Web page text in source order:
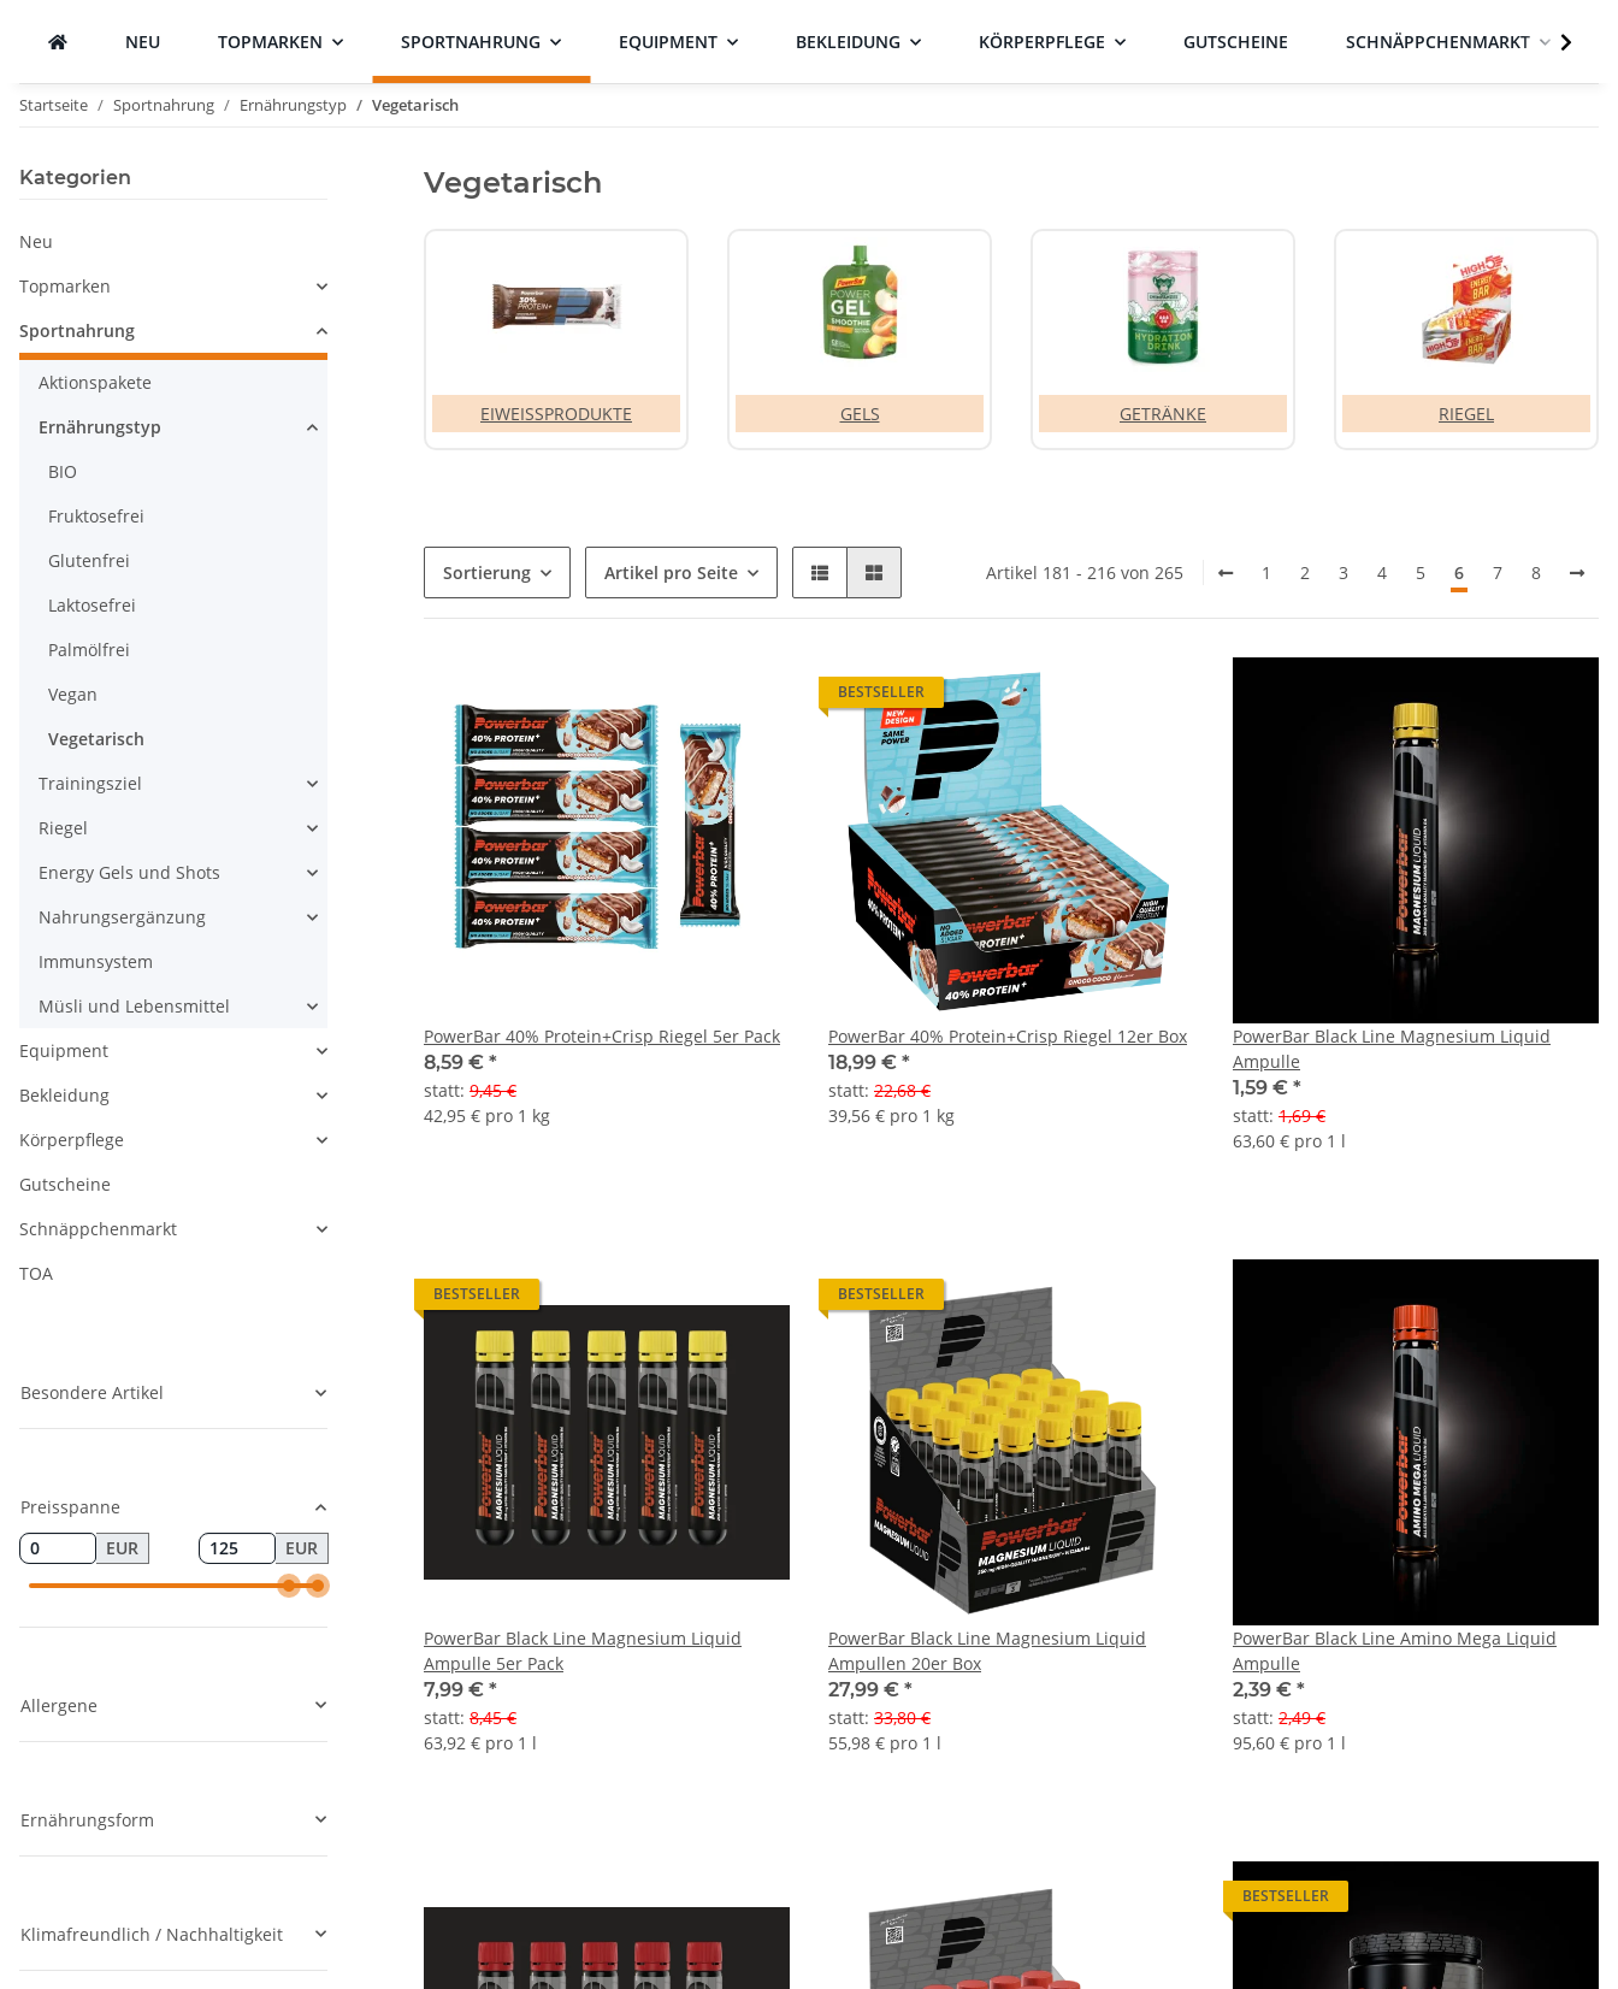
NEU TOPMARKEN SPORTNAHRUNG EQUIPMENT BEKLEIDUNG KÖRPERPFLEGE GUTSCHEINE SCHNÄPPCHENMARKT
Startseite Sportnahrung Ernährungstyp Vegetarisch
Vegetarisch
EIWEISSPRODUKTE GELS GETRÄNKE RIEGEL
Sortierung Artikel pro Seite Artikel 181 - 216 von 265 1 2 3 4 5 6 7 8
PowerBar 40% Protein+Crisp Riegel 5er Pack
8,59 € *
statt: 9,45 €
42,95 € pro 1 kg
BESTSELLER
PowerBar 40% Protein+Crisp Riegel 12er Box
18,99 € *
statt: 22,68 €
39,56 € pro 1 kg
PowerBar Black Line Magnesium Liquid
Ampulle
1,59 € *
statt: 1,69 €
63,60 € pro 1 l
BESTSELLER
PowerBar Black Line Magnesium Liquid
Ampulle 5er Pack
7,99 € *
statt: 8,45 €
63,92 € pro 1 l
BESTSELLER
PowerBar Black Line Magnesium Liquid
Ampullen 20er Box
27,99 € *
statt: 33,80 €
55,98 € pro 1 l
PowerBar Black Line Amino Mega Liquid
Ampulle
2,39 € *
statt: 2,49 €
95,60 € pro 1 l
BESTSELLER
Kategorien
Neu
Topmarken
Sportnahrung
Aktionspakete
Ernährungstyp
BIO
Fruktosefrei
Glutenfrei
Laktosefrei
Palmölfrei
Vegan
Vegetarisch
Trainingsziel
Riegel
Energy Gels und Shots
Nahrungsergänzung
Immunsystem
Müsli und Lebensmittel
Equipment
Bekleidung
Körperpflege
Gutscheine
Schnäppchenmarkt
TOA
Besondere Artikel
Preisspanne
EUR
EUR
Allergene
Ernährungsform
Klimafreundlich / Nachhaltigkeit